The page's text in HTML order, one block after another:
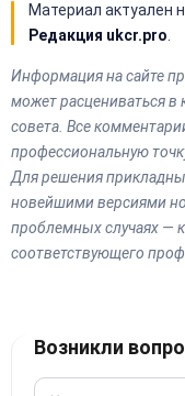
Материал актуален
Редакция ukcr.pro
Информация на сайте
может расцениваться в
совета. Все
профессиональную
Для решения
новейшими версиями
проблемных случаях —
соответствующего
Возникли